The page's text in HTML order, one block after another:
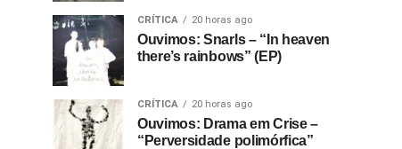
CRÍTICA 20 horas ago
Ouvimos: Snarls – “In heaven
there’s rainbows” (EP)
CRÍTICA 20 horas ago
Ouvimos: Drama em Crise –
“Perversidade polimórfica”